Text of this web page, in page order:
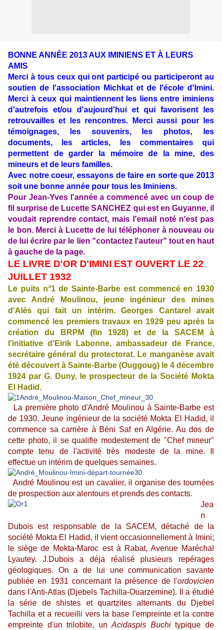
BONNE ANNÉE 2013 AUX IMINIENS ET À LEURS
AMIS
Merci à tous ceux qui ont participé ou participeront au
soutien de l'association Michkat et de l'école d'Imini.
Merci à ceux qui maintiennent les liens entre iminiens
d'autrefois et/ou d'aujourd'hui et qui favorisent les
retrouvailles et les rencontres. Merci aussi pour les
témoignages, les souvenirs, les photos, les
documents, les articles, les commentaires qui
permettent de garder la mémoire de la mine, des
mineurs et de leurs familles.
Avec notre coeur, essayons de faire en sorte que 2013
soit une bonne année pour tous les Iminiens.
Pour Jean-Yves l'année a commencé avec un coup de
fil surprise de Lucette SANCHEZ qui est en Guyanne, il
voudait reprendre contact, mais l'email noté n'est pas
le bon. Merci à Lucette de lui téléphoner à nouveau ou
de lui écrire par le lien "contactez l'auteur" tout en haut
à gauche de la page.
LE LIVRE D'OR D'IMINI EST OUVERT LE 22
JUILLET 1932
Le puits n°1 de Sainte-Barbe est commencé en 1930
avec André Moulinou, jeune ingénieur des mines
d'Alès qui fait un intérim. Georges Cantarel avait
commencé les premiers travaux en 1929 peu après la
création du BRPM (fin 1928) et de la SACEM à
l'initiative d'Eirik Labonne, ambassadeur de France,
secrétaire général du protectorat. Le manganèse avait
été découvert à Sainte-Barbe (Ouggoug) le 4 décembre
1924 par G. Duny, le prospecteur de la Société Mokta
El Hadid.
La première photo d'André Moulinou à Sainte-Barbe est
de 1930. Jeune ingénieur de la société Mokta El Hadid, il
commence sa carrière à Béni Saf en Algérie. Au dos de
cette photo, il se qualifie modestement de "Chef mineur"
compte tenu de l'activité très modeste de la mine. Il
effectue un intérim de quelques semaines.
André Moulinou est un cavalier, il organise des tournées
de prospection aux alentours et prends des contacts.
Jea
n
Dubois est responsable de la SACEM, détaché de la
société Mokta El Hadid, il vient occasionnellement à Imini;
le siège de Mokta-Maroc est à Rabat, Avenue Maréchal
Lyautey. J.Dubois a déja réalisé plusieurs repérages
géologiques. On a de lui une communication savante
publiée en 1931 concernant la présence de l'ordovicien
dans l'Anti-Atlas (Djebels Tachilla-Ouarzemine). Il a étudié
la série de shistes et quartzites alternants du Djebel
Tachilla et a recueilli vers la base l'empreinte et la contre
empreinte d'un trilobite, unAcidaspis Buchitypique de